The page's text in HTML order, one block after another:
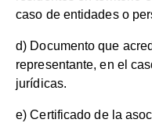
caso de entidades o
d) Documento que
representante, en el
jurídicas.
e) Certificado de la